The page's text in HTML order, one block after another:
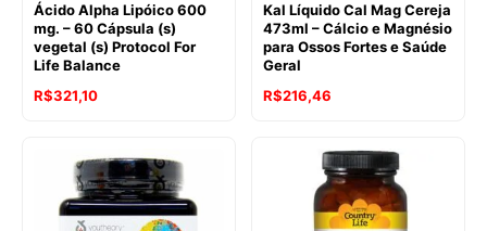
Ácido Alpha Lipóico 600
mg. – 60 Cápsula (s)
vegetal (s) Protocol For
Life Balance
R$321,10
Kal Líquido Cal Mag Cereja
473ml – Cálcio e Magnésio
para Ossos Fortes e Saúde
Geral
R$216,46